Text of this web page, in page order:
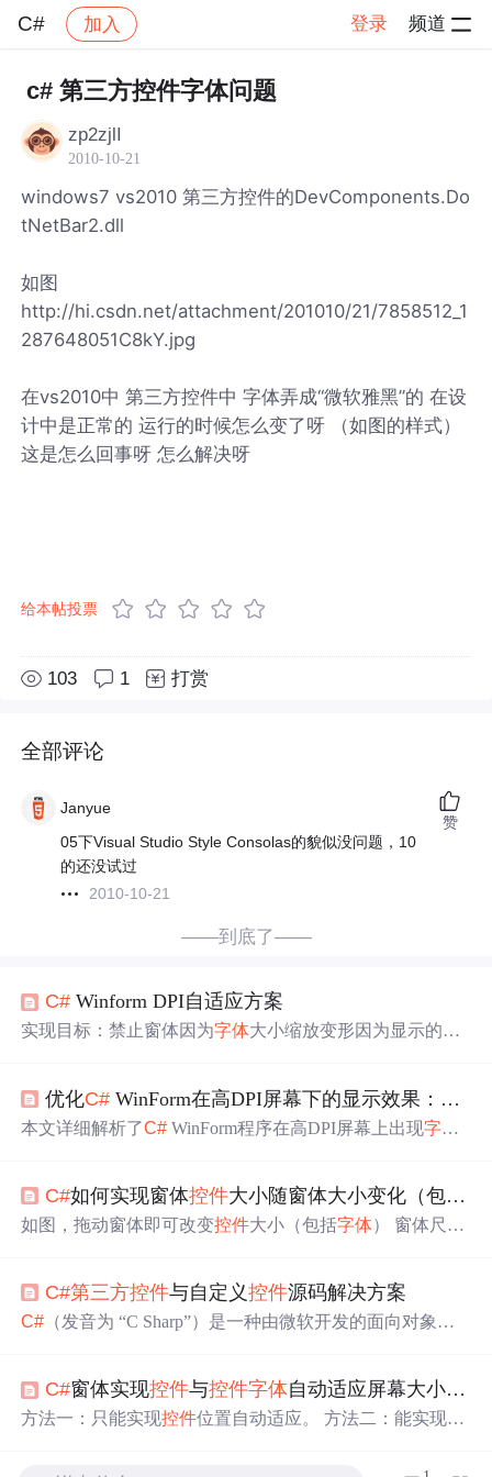
C# 加入 登录 频道
社区 C# 帖子详情
c# 第三方控件字体问题
zp2zjlI
2010-10-21
windows7 vs2010 第三方控件的DevComponents.Do
tNetBar2.dll
如图
http://hi.csdn.net/attachment/201010/21/7858512_1
287648051C8kY.jpg
在vs2010中 第三方控件中 字体弄成“微软雅黑”的 在设
计中是正常的 运行的时候怎么变了呀 （如图的样式）
这是怎么回事呀 怎么解决呀
给本帖投票
103 1 打赏
全部评论
Janyue
05下Visual Studio Style Consolas的貌似没问题，10
的还没试过
2010-10-21
赞
——到底了——
C# Winform DPI自适应方案
实现目标：禁止窗体因为字体大小缩放变形因为显示的高
决方法：设置窗体、用户控件的AutoScaleMode = None。
优化C# WinForm在高DPI屏幕下的显示效果：解决
本文详细解析了C# WinForm程序在高DPI屏幕上出现字体
onfig），启用DPI感知（特别是PerMonitorV2模式），可有
效解决字体模糊问题，让WinForm界面在高分辨率显示器
C#如何实现窗体控件大小随窗体大小变化（包括
如图，拖动窗体即可改变控件大小（包括字体） 窗体尺
omponentModel; using System.Data; using System.Drawing...
C#第三方控件与自定义控件源码解决方案
C# （发音为 “C Sharp”）是一种由微软开发的面向对象、
以外的，由第三方开发者开发的控件。这些控件通常会在.
NET环境中运行，并且能够为软件开发者提供额外的功能
C#窗体实现控件与控件字体自动适应屏幕大小与分辨率
方法一：只能实现控件 位置自动适应。 方法二：能实现控